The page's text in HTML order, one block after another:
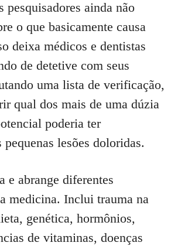
pesquisadores ainda não
o que basicamente causa
deixa médicos e dentistas
de detetive com seus
uma lista de verificação,
qual dos mais de uma dúzia
poderia ter
pequenas lesões doloridas.
e abrange diferentes
medicina. Inclui trauma na
genética, hormônios,
de vitaminas, doenças